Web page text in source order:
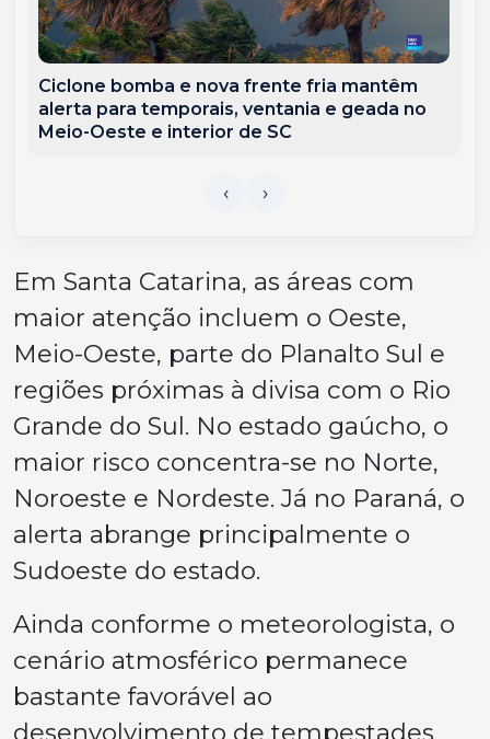
Ciclone bomba e nova frente fria mantêm
alerta para temporais, ventania e geada no
Meio-Oeste e interior de SC
Em Santa Catarina, as áreas com
maior atenção incluem o Oeste,
Meio-Oeste, parte do Planalto Sul e
regiões próximas à divisa com o Rio
Grande do Sul. No estado gaúcho, o
maior risco concentra-se no Norte,
Noroeste e Nordeste. Já no Paraná, o
alerta abrange principalmente o
Sudoeste do estado.
Ainda conforme o meteorologista, o
cenário atmosférico permanece
bastante favorável ao
desenvolvimento de tempestades